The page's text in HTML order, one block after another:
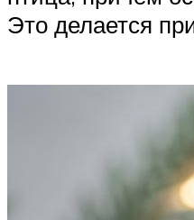
Это делается